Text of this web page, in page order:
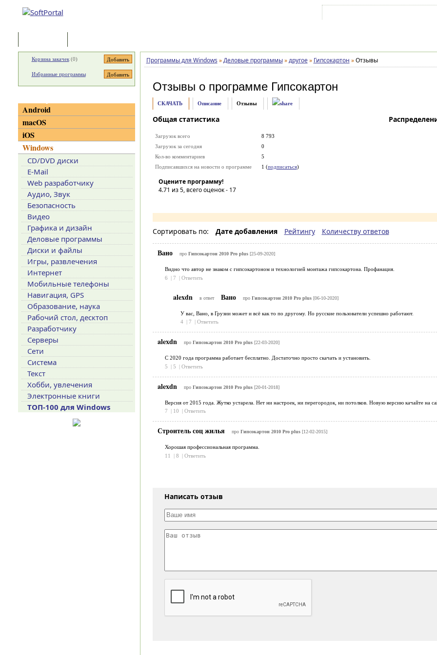
Программы для Windows » Деловые программы » другое » Гипсокартон » Отзывы
Отзывы о программе Гипсокартон
СКАЧАТЬ Описание Отзывы
Общая статистика
Загрузок всего
8 793
Загрузок за сегодня
0
Кол-во комментариев
5
Подписавшихся на новости о программе
1 (подписаться)
Оцените программу!
4.71 из 5, всего оценок - 17
Сортировать по: Дате добавления Рейтингу Количеству ответов
Вано про Гипсокартон 2010 Pro plus[25-09-2020]
Видно что автор не знаком с гипсокартоном и технологией монтажа гипсокартона. Профанация.
6
| 7 | Ответить
alexdn в ответ Вано про Гипсокартон 2010 Pro plus[06-10-2020]
У вас, Вано, в Грузии может и всё как то по другому. Но русские пользователи успешно работают.
4 | 7 | Ответить
alexdn про Гипсокартон 2010 Pro plus[22-03-2020]
С 2020 года программа работает бесплатно. Достаточно просто скачать и установить.
5
| 5 | Ответить
alexdn про Гипсокартон 2010 Pro plus[20-01-2018]
Версия от 2015 года. Жутко устарела. Нет ни настроек, ни перегородок, ни потолков. Новую версию качайте на
7
| 10 | Ответить
Строитель соц жилья про Гипсокартон 2010 Pro plus[12-02-2015]
Хорошая профессиональная программа.
11
| 8 | Ответить
Написать отзыв
Корзина закачек(0)
Избранные программы
Android
macOS
iOS
Windows
CD/DVD диски
E-Mail
Web разработчику
Аудио, Звук
Безопасность
Видео
Графика и дизайн
Деловые программы
Диски и файлы
Игры, развлечения
Интернет
Мобильные телефоны
Навигация, GPS
Образование, наука
Рабочий стол, десктоп
Разработчику
Серверы
Сети
Система
Текст
Хобби, увлечения
Электронные книги
ТОП-100 для Windows